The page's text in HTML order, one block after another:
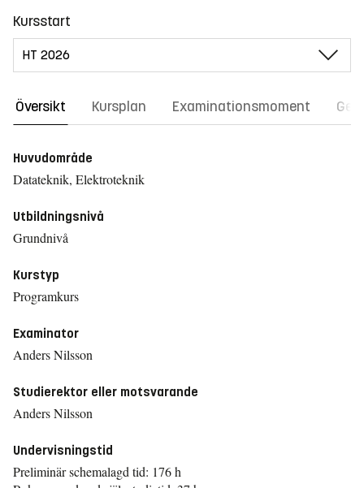
Kursstart
Översikt Kursplan Examinationsmoment
Huvudområde
Datateknik, Elektroteknik
Utbildningsnivå
Grundnivå
Kurstyp
Programkurs
Examinator
Anders Nilsson
Studierektor eller motsvarande
Anders Nilsson
Undervisningstid
Preliminär schemalagd tid: 176 h